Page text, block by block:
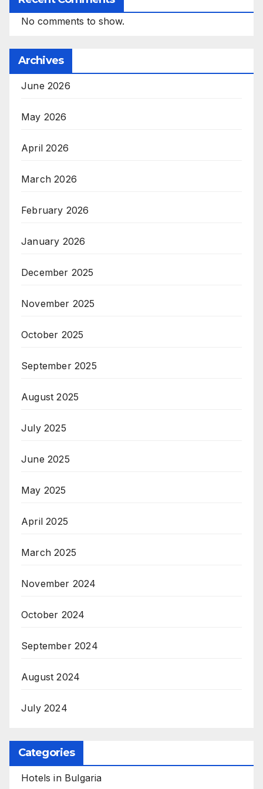
No comments to show.
Archives
June 2026
May 2026
April 2026
March 2026
February 2026
January 2026
December 2025
November 2025
October 2025
September 2025
August 2025
July 2025
June 2025
May 2025
April 2025
March 2025
November 2024
October 2024
September 2024
August 2024
July 2024
Categories
Hotels in Bulgaria